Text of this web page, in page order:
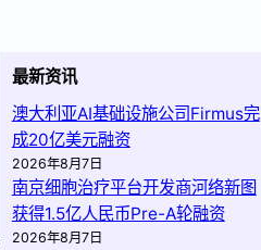
最新资讯
澳大利亚AI基础设施公司Firmus完
成20亿美元融资
2026年8月7日
南京细胞治疗平台开发商河络新图
获得1.5亿人民币Pre-A轮融资
2026年8月7日